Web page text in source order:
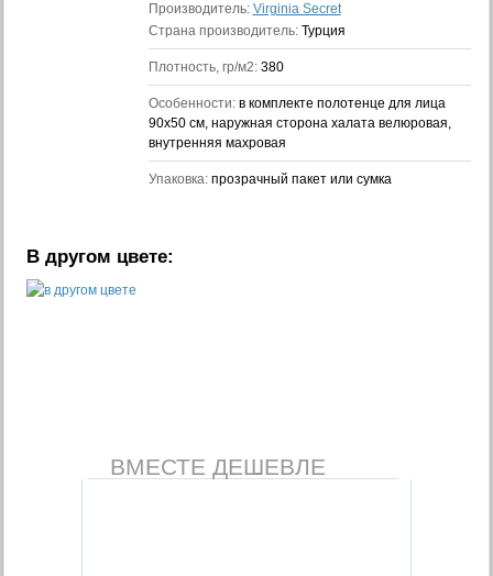
Производитель: Virginia Secret
Страна производитель: Турция
Плотность, гр/м2: 380
Особенности: в комплекте полотенце для лица
90х50 см, наружная сторона халата велюровая,
внутренняя махровая
Упаковка: прозрачный пакет или сумка
В другом цвете:
ВМЕСТЕ ДЕШЕВЛЕ